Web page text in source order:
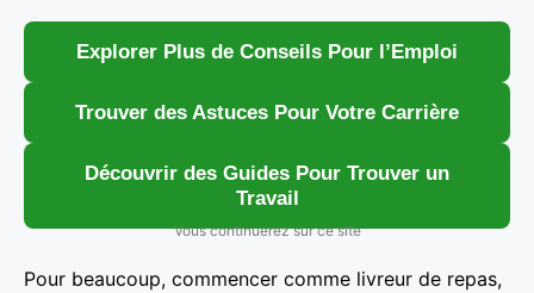
Explorer Plus de Conseils Pour l’Emploi
Trouver des Astuces Pour Votre Carrière
Découvrir des Guides Pour Trouver un
Travail
Vous continuerez sur ce site
Pour beaucoup, commencer comme livreur de repas,